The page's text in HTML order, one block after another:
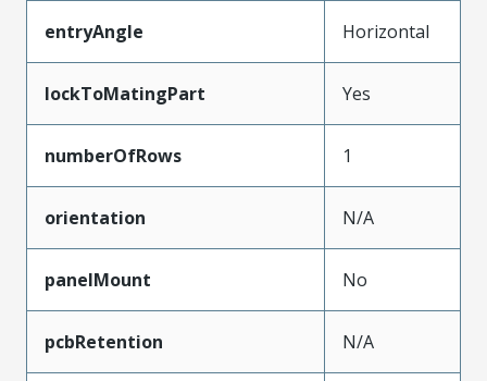
entryAngle Horizontal
lockToMatingPart Yes
numberOfRows 1
orientation N/A
panelMount No
pcbRetention N/A